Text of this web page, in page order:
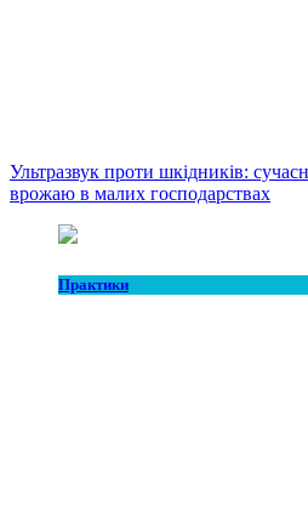
Ультразвук проти шкідників:
врожаю в малих господарствах
Практики